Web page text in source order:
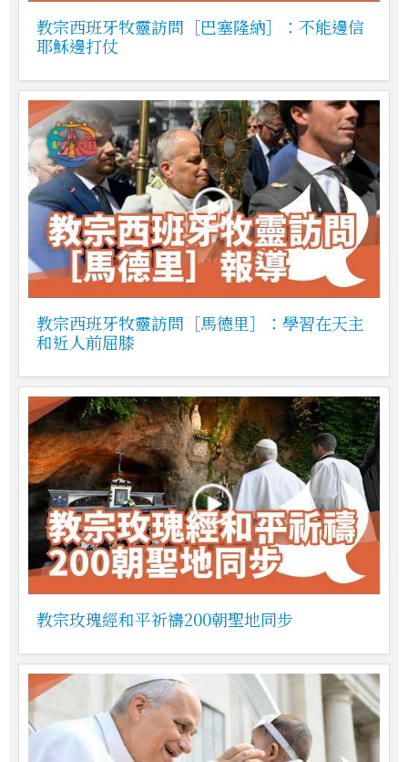
教宗西班牙牧靈訪問［巴塞隆納］：不能邊信
耶穌邊打仗
教宗西班牙牧靈訪問［馬德里］：學習在天主
和近人前屈膝
教宗玫瑰經和平祈禱200朝聖地同步